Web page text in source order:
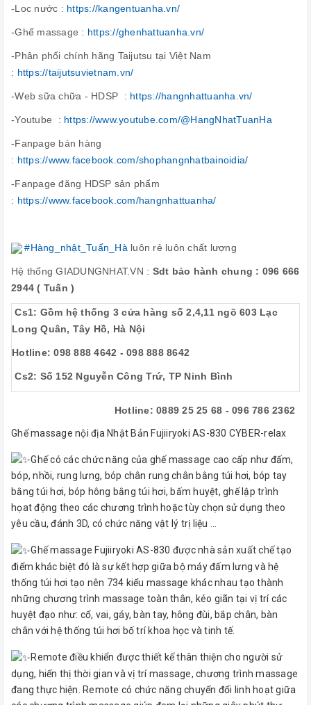
-Loc nước : https://kangentuanha.vn/
-Ghế massage : https://ghenhattuanha.vn/
-Phân phối chính hãng Taijutsu tại Việt Nam
: https://taijutsuvietnam.vn/
-Web sữa chữa - HDSP : https://hangnhattuanha.vn/
-Youtube : https://www.youtube.com/@HangNhatTuanHa
-Fanpage bán hàng
: https://www.facebook.com/shophangnhatbainoidia/
-Fanpage đăng HDSP sản phẩm
: https://www.facebook.com/hangnhattuanha/
#Hàng_nhật_Tuấn_Hà luôn rẻ luôn chất lượng
Hệ thống GIADUNGNHAT.VN : Sdt bảo hành chung : 096 666
2944 ( Tuấn )
Cs1: Gồm hệ thống 3 cửa hàng số 2,4,11 ngõ 603 Lạc
Long Quân, Tây Hồ, Hà Nội
Hotline: 098 888 4642 - 098 888 8642
Cs2: Số 152 Nguyễn Công Trứ, TP Ninh Bình
Hotline: 0889 25 25 68 - 096 786 2362
Ghế massage nội địa Nhật Bản Fujiiryoki AS-830 CYBER-relax
Ghế có các chức năng của ghế massage cao cấp như đấm,
bóp, nhồi, rung lưng, bóp chân rung chân bằng túi hơi, bóp tay
bằng túi hơi, bóp hông bằng túi hơi, bấm huyệt, ghế lập trình
họat động theo các chương trình hoặc tùy chọn sử dụng theo
yêu cầu, đánh 3D, có chức năng vật lý trị liệu ...
Ghế massage Fujiiryoki AS-830 được nhà sản xuất chế tạo
điểm khác biệt đó là sự kết hợp giữa bộ máy đấm lưng và hệ
thống túi hơi tạo nên 734 kiểu massage khác nhau tạo thành
những chương trình massage toàn thân, kéo giãn tại vị trí các
huyệt đạo như: cổ, vai, gáy, bàn tay, hông đùi, bắp chân, bàn
chân với hệ thống túi hơi bố trí khoa học và tinh tế.
Remote điều khiển được thiết kế thân thiện cho người sử
dụng, hiển thị thời gian và vị trí massage, chương trình massage
đang thực hiện. Remote có chức năng chuyển đổi linh hoạt giữa